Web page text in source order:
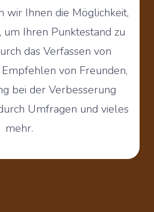
wir Ihnen die Möglichkeit,
um Ihren Punktestand zu
das Verfassen von
von Freunden,
bei der Verbesserung
Umfragen und vieles
mehr.